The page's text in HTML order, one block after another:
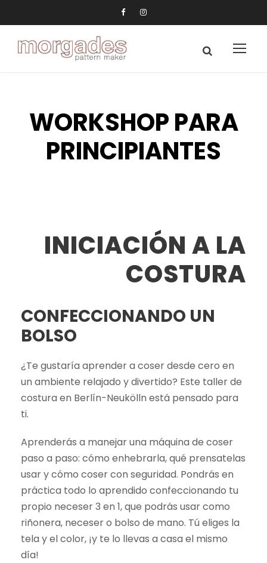
WORKSHOP PARA
PRINCIPIANTES
INICIACIÓN A LA
COSTURA
CONFECCIONANDO UN
BOLSO
¿Te gustaría aprender a coser desde cero en
un ambiente relajado y divertido? Este taller de
costura en Berlín-Neukölln está pensado para
ti.
Aprenderás a manejar una máquina de coser
paso a paso: cómo enhebrarla, qué prensatelas
usar y cómo coser con seguridad. Pondrás en
práctica todo lo aprendido confeccionando tu
propio neceser 3 en 1, que podrás usar como
riñonera, neceser o bolso de mano. Tú eliges la
tela y el color, ¡y te lo llevas a casa el mismo
día!